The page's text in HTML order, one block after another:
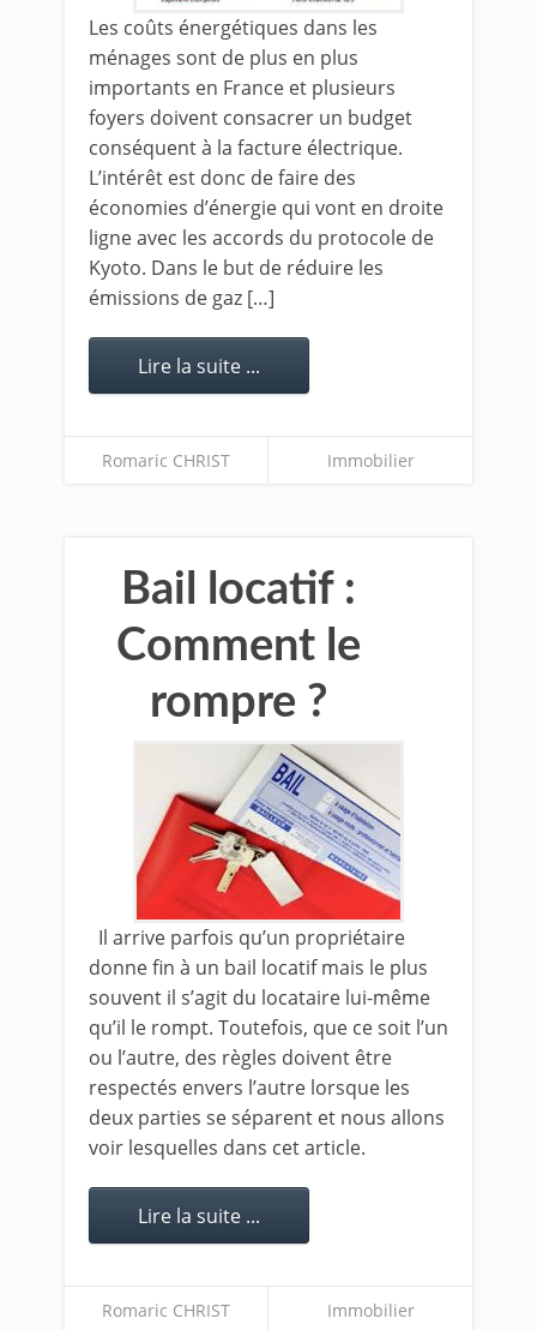
Les coûts énergétiques dans les
ménages sont de plus en plus
importants en France et plusieurs
foyers doivent consacrer un budget
conséquent à la facture électrique.
L’intérêt est donc de faire des
économies d’énergie qui vont en droite
ligne avec les accords du protocole de
Kyoto. Dans le but de réduire les
émissions de gaz […]
Lire la suite ...
Romaric CHRIST Immobilier
Bail locatif :
Comment le
rompre ?
Il arrive parfois qu’un propriétaire
donne fin à un bail locatif mais le plus
souvent il s’agit du locataire lui-même
qu’il le rompt. Toutefois, que ce soit l’un
ou l’autre, des règles doivent être
respectés envers l’autre lorsque les
deux parties se séparent et nous allons
voir lesquelles dans cet article.
Lire la suite ...
Romaric CHRIST Immobilier